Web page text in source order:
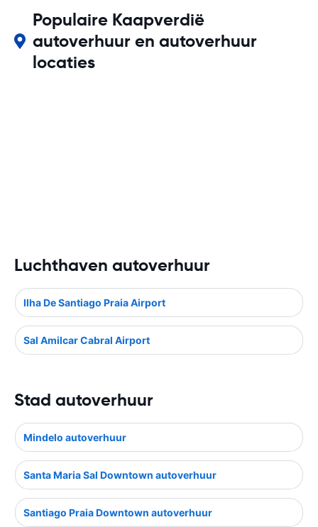
Populaire Kaapverdië
autoverhuur en autoverhuur
locaties
Luchthaven autoverhuur
Ilha De Santiago Praia Airport
Sal Amilcar Cabral Airport
Stad autoverhuur
Mindelo autoverhuur
Santa Maria Sal Downtown autoverhuur
Santiago Praia Downtown autoverhuur